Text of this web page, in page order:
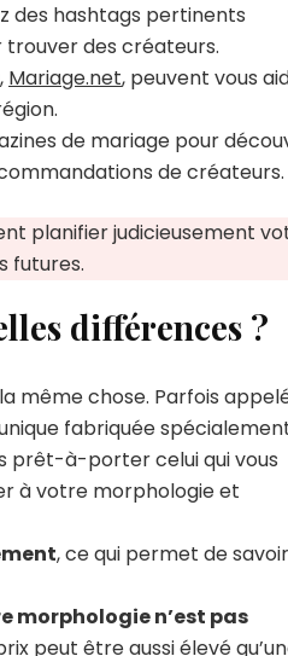
des hashtags pertinents
des créateurs.
, Mariage.net, peuvent vous
de mariage pour
de créateurs.
planifier judicieusement
futures.
différences ?
même chose. Parfois
fabriquée
prêt-à-porter celui qui vous
à votre morphologie et
, ce qui permet de savoir
morphologie n’est pas
peut être aussi élevé